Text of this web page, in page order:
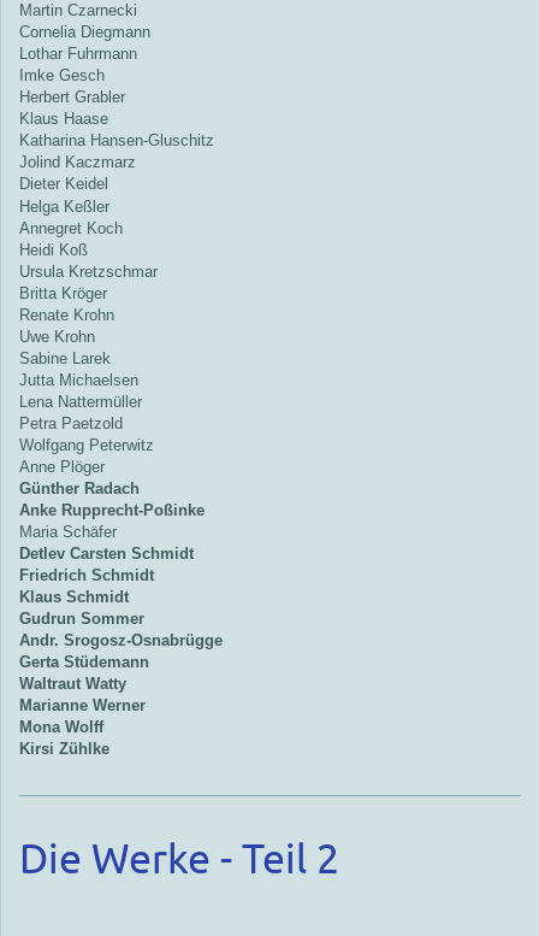
Martin Czarnecki
Cornelia Diegmann
Lothar Fuhrmann
Imke Gesch
Herbert Grabler
Klaus Haase
Katharina Hansen-Gluschitz
Jolind Kaczmarz
Dieter Keidel
Helga Keßler
Annegret Koch
Heidi Koß
Ursula Kretzschmar
Britta Kröger
Renate Krohn
Uwe Krohn
Sabine Larek
Jutta Michaelsen
Lena Nattermüller
Petra Paetzold
Wolfgang Peterwitz
Anne Plöger
Günther Radach
Anke Rupprecht-Poßinke
Maria Schäfer
Detlev Carsten Schmidt
Friedrich Schmidt
Klaus Schmidt
Gudrun Sommer
Andr. Srogosz-Osnabrügge
Gerta Stüdemann
Waltraut Watty
Marianne Werner
Mona Wolff
Kirsi Zühlke
Die Werke - Teil 2